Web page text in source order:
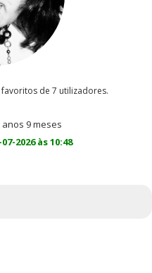
de 7 utilizadores.
anos 9 meses
2026 às 10:48